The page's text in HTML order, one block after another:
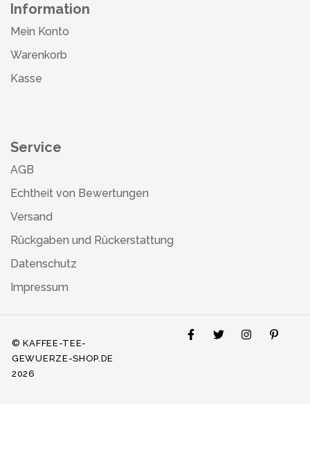
Information
Mein Konto
Warenkorb
Kasse
Service
AGB
Echtheit von Bewertungen
Versand
Rückgaben und Rückerstattung
Datenschutz
Impressum
© KAFFEE-TEE-
GEWUERZE-SHOP.DE
2026